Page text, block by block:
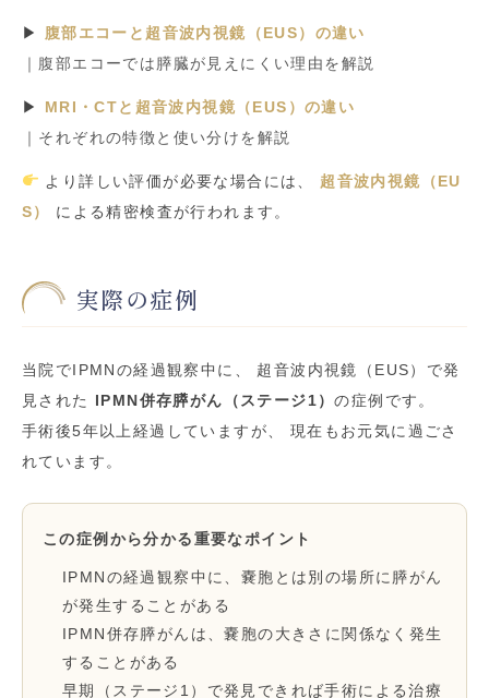
▶ 腹部エコーと超音波内視鏡（EUS）の違い
｜腹部エコーでは膵臓が見えにくい理由を解説
▶ MRI・CTと超音波内視鏡（EUS）の違い
｜それぞれの特徴と使い分けを解説
より詳しい評価が必要な場合には、 超音波内視鏡（EU
S） による精密検査が行われます。
実際の症例
当院でIPMNの経過観察中に、 超音波内視鏡（EUS）で発
見された IPMN併存膵がん（ステージ1）の症例です。
手術後5年以上経過していますが、 現在もお元気に過ごさ
れています。
この症例から分かる重要なポイント
IPMNの経過観察中に、嚢胞とは別の場所に膵がん
が発生することがある
IPMN併存膵がんは、嚢胞の大きさに関係なく発生
することがある
早期（ステージ1）で発見できれば手術による治療